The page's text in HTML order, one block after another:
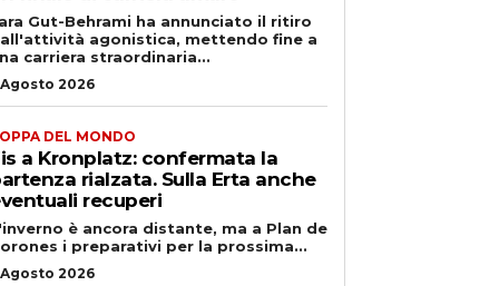
Gut-Behrami ha annunciato il ritiro
agonistica, mettendo fine a
carriera straordinaria...
2026
DEL MONDO
a Kronplatz: confermata la
rialzata. Sulla Erta anche
recuperi
è ancora distante, ma a Plan de
i preparativi per la prossima...
2026